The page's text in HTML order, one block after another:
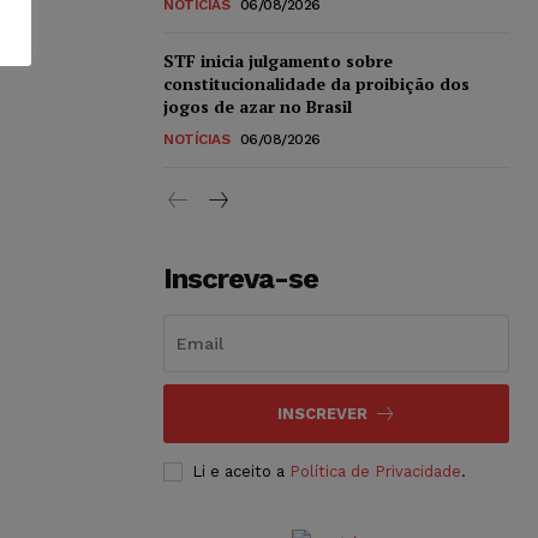
NOTÍCIAS 06/08/2026
STF inicia julgamento sobre
constitucionalidade da proibição dos
jogos de azar no Brasil
NOTÍCIAS 06/08/2026
Inscreva-se
INSCREVER
Li e aceito a Política de Privacidade.